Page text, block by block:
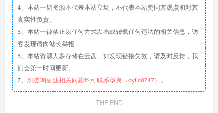
4、本站一切资源不代表本站立场，不代表本站赞同其观点和对其
真实性负责。
5、本站一律禁止以任何方式发布或转载任何违法的相关信息，访
客发现请向站长举报
6、本站资源大多存储在云盘，如发现链接失效，请及时反馈，我
们会第一时间更新。
7、 想咨询副业相关问题均可联系华良（qyiis9747）。
THE END